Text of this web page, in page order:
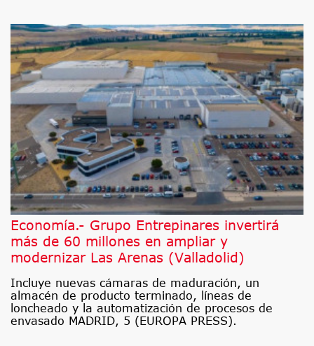
Economía.- Grupo Entrepinares invertirá
más de 60 millones en ampliar y
modernizar Las Arenas (Valladolid)
Incluye nuevas cámaras de maduración, un
almacén de producto terminado, líneas de
loncheado y la automatización de procesos de
envasado MADRID, 5 (EUROPA PRESS).